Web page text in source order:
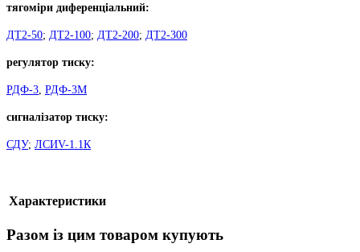
тягоміри диференціальний:
ДТ2-50; ДТ2-100; ДТ2-200; ДТ2-300
регулятор тиску:
РДФ-3 РДФ-3М
сигналізатор тиску:
СДУ; ЛСИV-1.1К
Характеристики
Разом із цим товаром купують